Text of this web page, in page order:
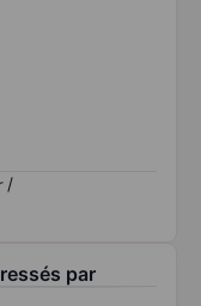
/
par